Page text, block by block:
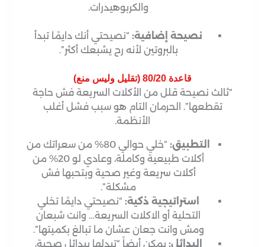
والكربوهيدرات.
نصيحة إضافية: “نصيحتي أنك دايمًا تبدأ
بالبروتين لأنه رح يشبعك أكثر”.
قاعدة 80/20 (تقليل وليس منع)
“ثالث نصيحة قلل من الأكلات السريعة فش حاجة
تقطعها”. الحرمان التام هو سبب فشل أغلب
الأنظمة.
التطبيق:
“خلي حوالي 80% من سعراتك من
أكلات طبيعية وكاملة، وعادي لو 20% من
أكلات سريعة وغير صحية وبتحبها فش
مشكلة”.
استراتيجية ذكية: “نصيحتي دايمًا تخلي
التحلية أو الاكلات السريعة… وانت شبعان
ومش وانت جعان عشان ما تبالغ بكميتها”.
البدائل: يمكن أيضاً “تبدلها ببدائل صحية،